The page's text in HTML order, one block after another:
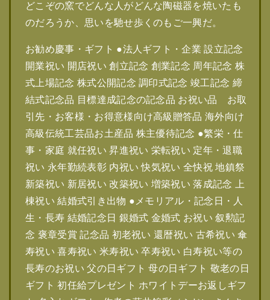
どこぞの窯でどんな人がどんな陶磁器を焼いたも
のだろうか、思いを馳せ歩くのもご一興だ。
お勧め慶事・ギフト ●法人ギフト・企業 設立記念
開業祝い 開店祝い 創立記念 創業記念 周年記念 株
式上場記念 株式公開記念 調印式記念 竣工記念 締
結式記念品 目標達成記念の記念品 お祝い品 お取
引先・お客様・お得意様向け高級贈答品 海外向け
高級伝統工芸品お土産品 株主優待記念 ●繁栄・仕
事・家庭 就任祝い 昇進祝い 栄転祝い 定年・退職
祝い 永年勤続表彰 内祝い 快気祝い 全快祝 地鎮祭
新築祝い 新居祝い 改築祝い 増築祝い 落成記念 上
棟祝い 結婚式引き出物 ●メモリアル・記念日・人
生・長寿 結婚記念日 銀婚式 金婚式 お祝い 叙勲記
念 褒章受賞 記念品 初老祝い 還暦祝い 古希祝い 傘
寿祝い 喜寿祝い 米寿祝い 卒寿祝い 白寿祝い等の
長寿のお祝い 父の日ギフト 母の日ギフト 敬老の日
ギフト 初任給プレゼント ホワイトデーお返しギフ